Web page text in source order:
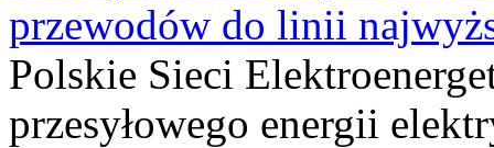
przewodów do linii
Polskie Sieci
przesyłowego energii